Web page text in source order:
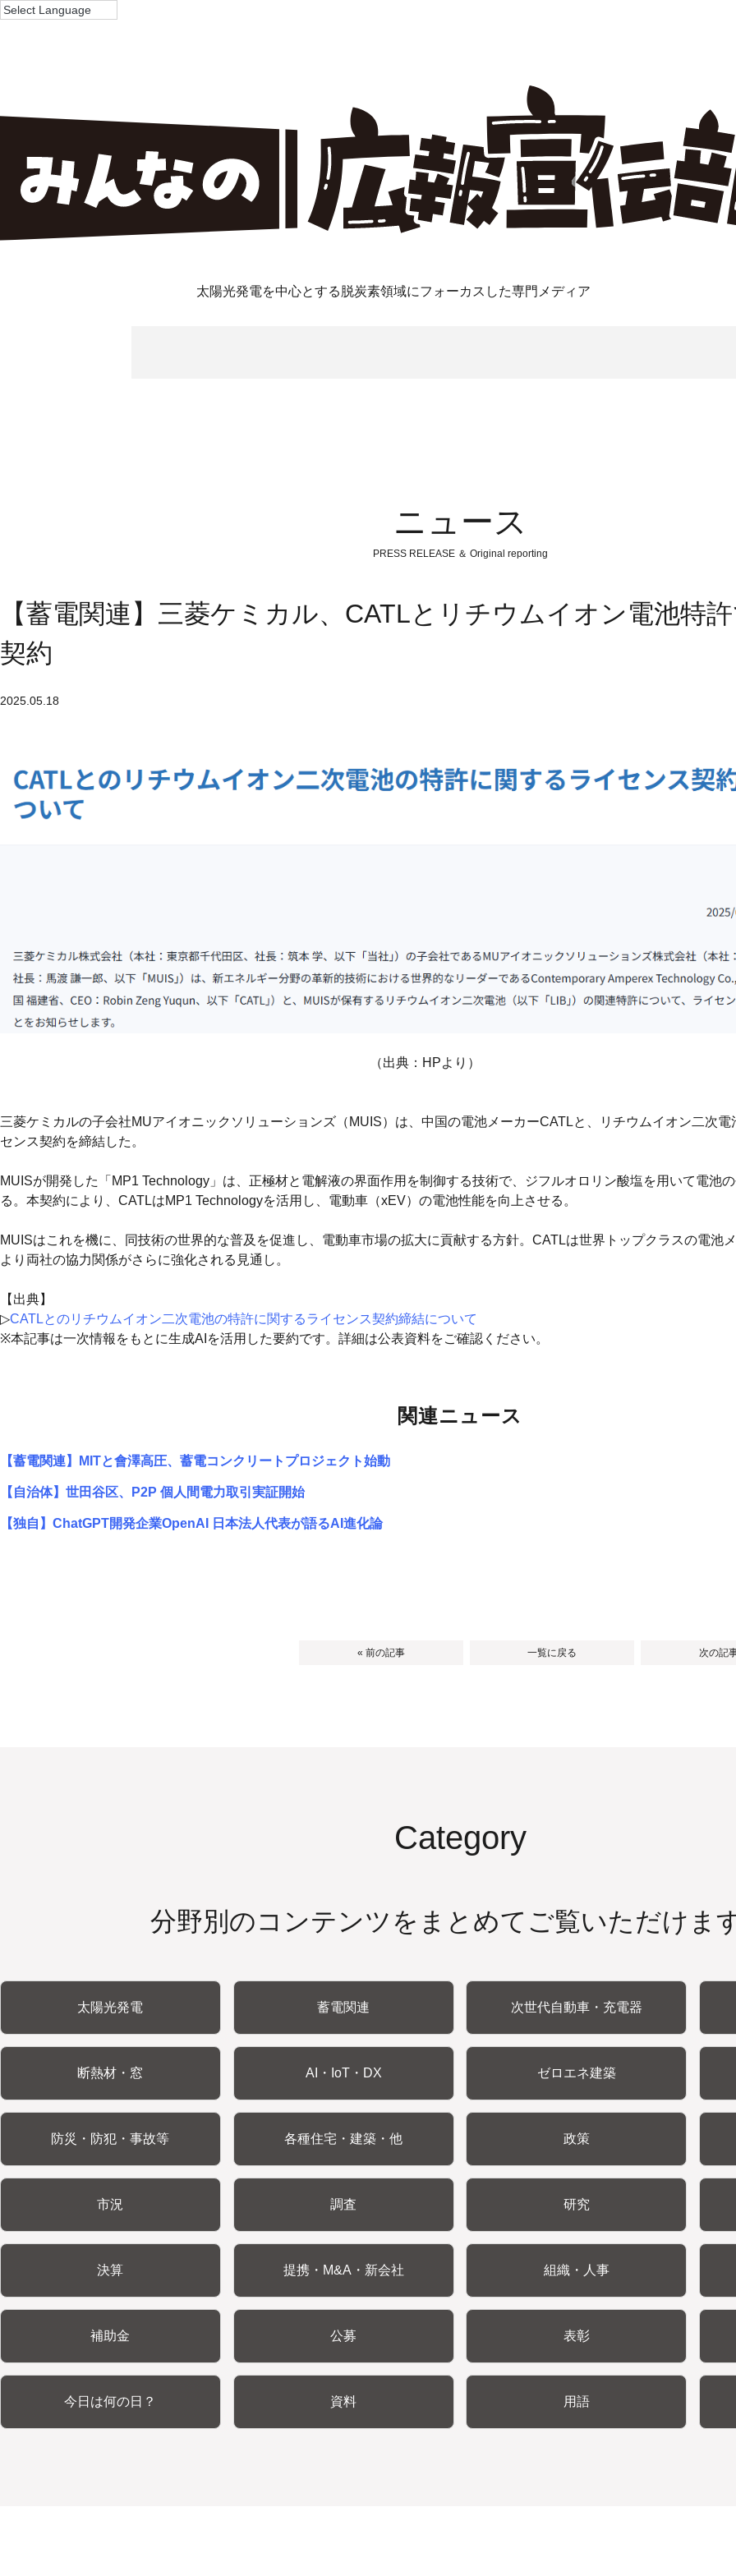
太陽光発電を中心とする脱炭素領域にフォーカスした専門メディア
ニュース
PRESS RELEASE ＆ Original reporting
【蓄電関連】三菱ケミカル、CATLとリチウムイオン電池特
契約
2025.05.18
（出典：HPより）
三菱ケミカルの子会社MUアイオニックソリューションズ（MUIS）は、中国の電池メーカーCATLと、リチウムイオン二次
センス契約を締結した。
MUISが開発した「MP1 Technology」は、正極材と電解液の界面作用を制御する技術で、ジフルオロリン酸塩を用いて電池
る。本契約により、CATLはMP1 Technologyを活用し、電動車（xEV）の電池性能を向上させる。
MUISはこれを機に、同技術の世界的な普及を促進し、電動車市場の拡大に貢献する方針。CATLは世界トップクラスの電池
より両社の協力関係がさらに強化される見通し。
【出典】
▷CATLとのリチウムイオン二次電池の特許に関するライセンス契約締結について
※本記事は一次情報をもとに生成AIを活用した要約です。詳細は公表資料をご確認ください。
関連ニュース
【蓄電関連】MITと會澤高圧、蓄電コンクリートプロジェクト始動
【自治体】世田谷区、P2P 個人間電力取引実証開始
【独自】ChatGPT開発企業OpenAI 日本法人代表が語るAI進化論
« 前の記事 一覧に戻る 次の記
Category
分野別のコンテンツをまとめてご覧いただけま
太陽光発電 蓄電関連 次世代自動車・充電器
断熱材・窓 AI・IoT・DX ゼロエネ建築
防災・防犯・事故等 各種住宅・建築・他 政策
市況 調査 研究
決算 提携・M&A・新会社 組織・人事
補助金 公募 表彰
今日は何の日？ 資料 用語